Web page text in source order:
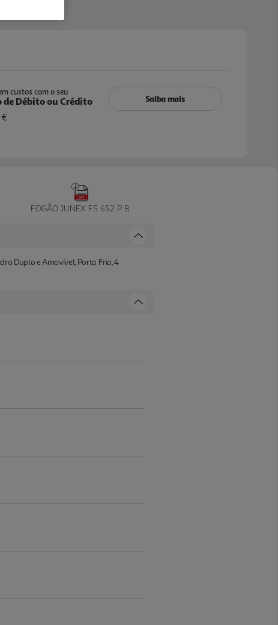
custos com o seu
de Débito ou Crédito
€
Saiba mais
FOGÃO JUNEX FS 652 P B
Duplo e Amovível, Porta Fria, 4